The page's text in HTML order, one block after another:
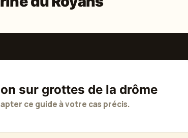
sur grottes de la drôme
ce guide à votre cas précis.